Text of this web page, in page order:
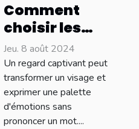
Comment
choisir les
produits
parfaits pour
mettre en
valeur votre
regard
Jeu. 8 août 2024
Un regard captivant peut
transformer un visage et
exprimer une palette
d'émotions sans
prononcer un mot....